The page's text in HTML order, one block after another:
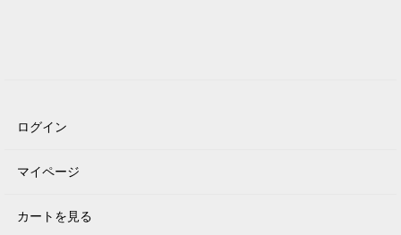
ログイン
マイページ
カートを見る